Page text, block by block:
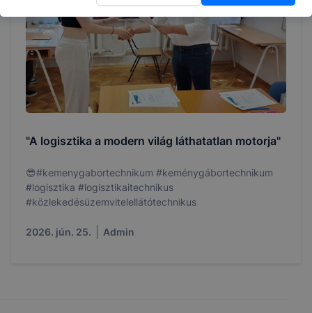
"A logisztika a modern világ láthatatlan motorja"
😎#kemenygabortechnikum #keménygábortechnikum
#logisztika #logisztikaitechnikus
#közlekedésüzemvitelellátótechnikus
2026. jún. 25. Admin